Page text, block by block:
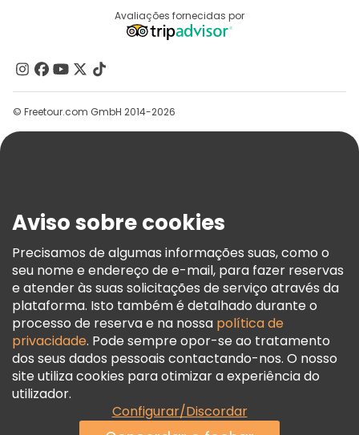
Programa De Afiliados
Contacte-Nos
Grupos
Ajuda
Termos E Informações Legais
Política De Cookies
Freetour Prémios
Programa De Fidelidade
Avaliações fornecidas por
© Freetour.com GmbH 2014-2026
Aviso sobre cookies
Precisamos de algumas informações suas, como o
seu nome e endereço de e-mail, para fazer reservas
e atender às suas solicitações de serviço através da
plataforma. Isto também é detalhado durante o
processo de reserva e na nossa política de
privacidade. Pode sempre opor-se ao tratamento
dos seus dados pessoais contactando-nos. O nosso
site utiliza cookies para otimizar a experiência do
utilizador.
Configurar/Discordar